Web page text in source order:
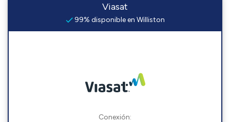
Viasat
99% disponible en Williston
Conexión: